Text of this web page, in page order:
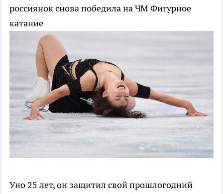
россиянок снова победила на ЧМ Фигурное
катание
Уно 25 лет, он защитил свой прошлогодний